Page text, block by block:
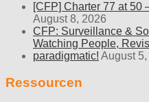
[CFP] Charter 77 at 50
August 8, 2026
CFP: Surveillance &
Watching People,
paradigmatic! August 5,
Ressourcen